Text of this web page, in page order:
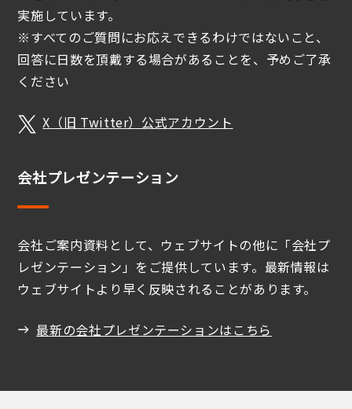
実施しています。
※すべてのご質問にお応えできるわけではないこと、
回答に日数を頂戴する場合があることを、予めご了承
ください
X（旧 Twitter）公式アカウント
会社プレゼンテーション
会社ご案内資料として、ウェブサイトの他に「会社プ
レゼンテーション」をご提供しています。最新情報は
ウェブサイトより早く反映されることがあります。
最新の会社プレゼンテーションはこちら